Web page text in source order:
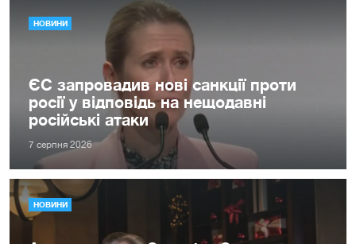
НОВИНИ
ЄС запровадив нові санкції проти
росії у відповідь на нещодавні
російські атаки
7 серпня 2026
НОВИНИ